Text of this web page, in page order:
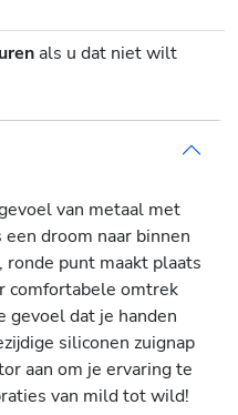
als u dat niet wilt
van metaal met
droom naar binnen
punt maakt plaats
comfortabele omtrek
dat je handen
siliconen zuignap
aan om je ervaring te
van mild tot wild!